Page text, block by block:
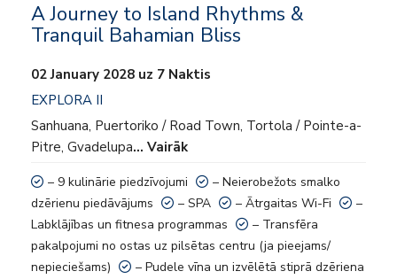
– Pudele vīna un izvēlētā stiprā dzēriena pudele viesu izvēlei pēc
– Autentisks, kultūras bagāts un intuitīvs serviss
A Journey to Island Rhythms &
Tranquil Bahamian Bliss
02 January 2028 uz 7 Naktis
EXPLORA II
Sanhuana, Puertoriko / Road Town, Tortola / Pointe-a-
Pitre, Gvadelupa… Vairāk
– 9 kulinārie piedzīvojumi
– Neierobežots smalko
dzērienu piedāvājums
– SPA – Ātrgaitas Wi-Fi
–
Labklājības un fitnesa programmas
– Transfēra
pakalpojumi no ostas uz pilsētas centru (ja pieejams/
nepieciešams)
– Pudele vīna un izvēlētā stiprā dzēriena